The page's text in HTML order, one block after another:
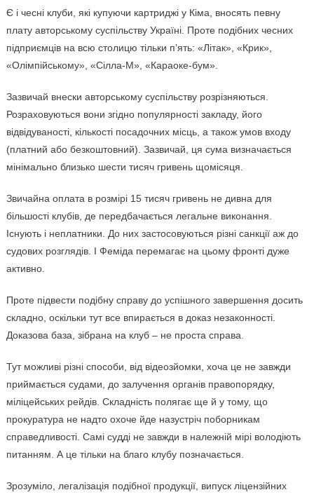
Є і чесні клуби, які купуючи картриджі у Кіма, вносять певну
плату авторському суспільству Україні. Проте подібних чесних
підприємців на всю столицю тільки п’ять: «Літак», «Крик»,
«Олімпійському», «Сілла-М», «Караоке-бум».
Зазвичай внески авторському суспільству розрізняються.
Розраховуються вони згідно популярності закладу, його
відвідуваності, кількості посадочних місць, а також умов входу
(платний або безкоштовний). Зазвичай, ця сума визначається
мінімально близько шести тисяч гривень щомісяця.
Звичайна оплата в розмірі 15 тисяч гривень не дивна для
більшості клубів, де передбачається легальне виконання.
Існують і неплатники. До них застосовуються різні санкції аж до
судових розглядів. І Феміда перемагає на цьому фронті дуже
активно.
Проте підвести подібну справу до успішного завершення досить
складно, оскільки тут все впирається в доказ незаконності.
Доказова база, зібрана на клуб – не проста справа.
Тут можливі різні способи, від відеозйомки, хоча це не завжди
приймається судами, до залучення органів правопорядку,
міліцейських рейдів. Складність полягає ще й у тому, що
прокуратура не надто охоче йде назустріч поборникам
справедливості. Самі судді не завжди в належній мірі володіють
питанням. А це тільки на благо клубу позначається.
Зрозуміло, легалізація подібної продукції, випуск ліцензійних